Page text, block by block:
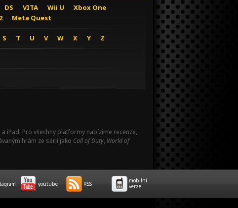
DS VITA Wii U
Xbox One
Meta Quest
S T U V W X Y Z
a iPad. Pro všechny platformy nabízíme recenze,
hrám ze sérií jako Call of Duty, World of
youtube RSS
mobilní
verze